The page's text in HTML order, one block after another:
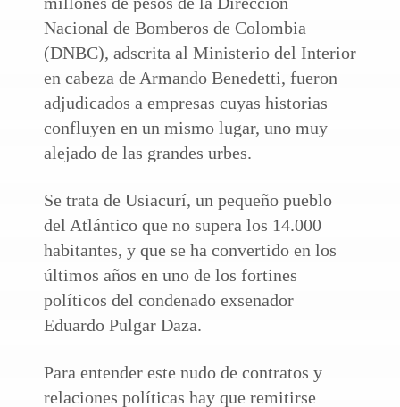
Nacional de Bomberos de Colombia
(DNBC), adscrita al Ministerio del Interior
en cabeza de Armando Benedetti, fueron
adjudicados a empresas cuyas historias
confluyen en un mismo lugar, uno muy
alejado de las grandes urbes.
Se trata de Usiacurí, un pequeño pueblo
del Atlántico que no supera los 14.000
habitantes, y que se ha convertido en los
últimos años en uno de los fortines
políticos del condenado exsenador
Eduardo Pulgar Daza.
Para entender este nudo de contratos y
relaciones políticas hay que remitirse